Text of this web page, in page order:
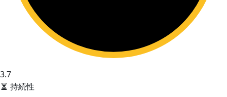
3.7
持続性